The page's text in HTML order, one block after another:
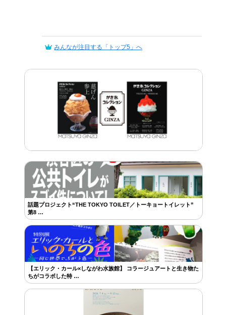
みんなが注目する「トップ5」へ
話題プロジェクト“THE TOKYO TOILET／トーキョートイレット”
第8 …
【エリック・カール×しながわ水族館】 コラージュアートと生き物た
ちがコラボした特 …